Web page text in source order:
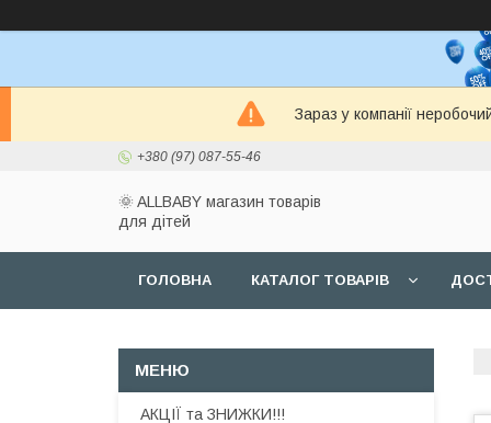
Зараз у компанії
+380 (97) 087-55-46
🌞 ALLBABY магазин товарів
для дітей
ГОЛОВНА КАТАЛОГ ТОВАРІВ
АКЦІЇ та ЗНИЖКИ!!!